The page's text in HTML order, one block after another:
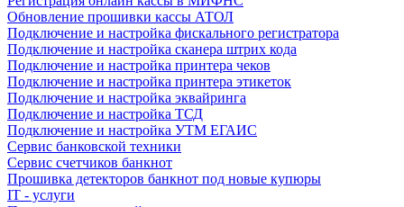
Обновление прошивки кассы АТОЛ
Подключение и настройка фискального регистратора
Подключение и настройка сканера штрих кода
Подключение и настройка принтера чеков
Подключение и настройка принтера этикеток
Подключение и настройка эквайринга
Подключение и настройка ТСД
Подключение и настройка УТМ ЕГАИС
Сервис банковской техники
Сервис счетчиков банкнот
Прошивка детекторов банкнот под новые купюры
IT - услуги